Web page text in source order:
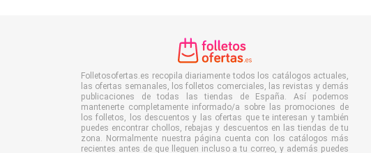
Folletosofertas.es recopila diariamente todos los catálogos actuales,
las ofertas semanales, los folletos comerciales, las revistas y demás
publicaciones de todas las tiendas de España. Así podemos
mantenerte completamente informado/a sobre las promociones de
los folletos, los descuentos y las ofertas que te interesan y también
puedes encontrar chollos, rebajas y descuentos en las tiendas de tu
zona. Normalmente nuestra página cuenta con los catálogos más
recientes antes de que lleguen incluso a tu correo, y además puedes